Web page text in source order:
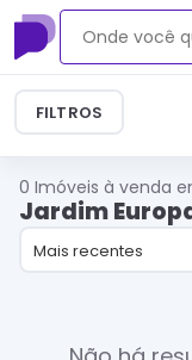
FILTROS
0 Imóveis à venda
Jardim
Mais recentes